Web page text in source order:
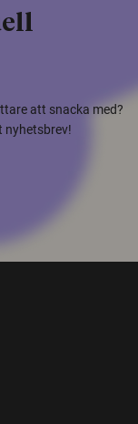
att snacka med?
nyhetsbrev!